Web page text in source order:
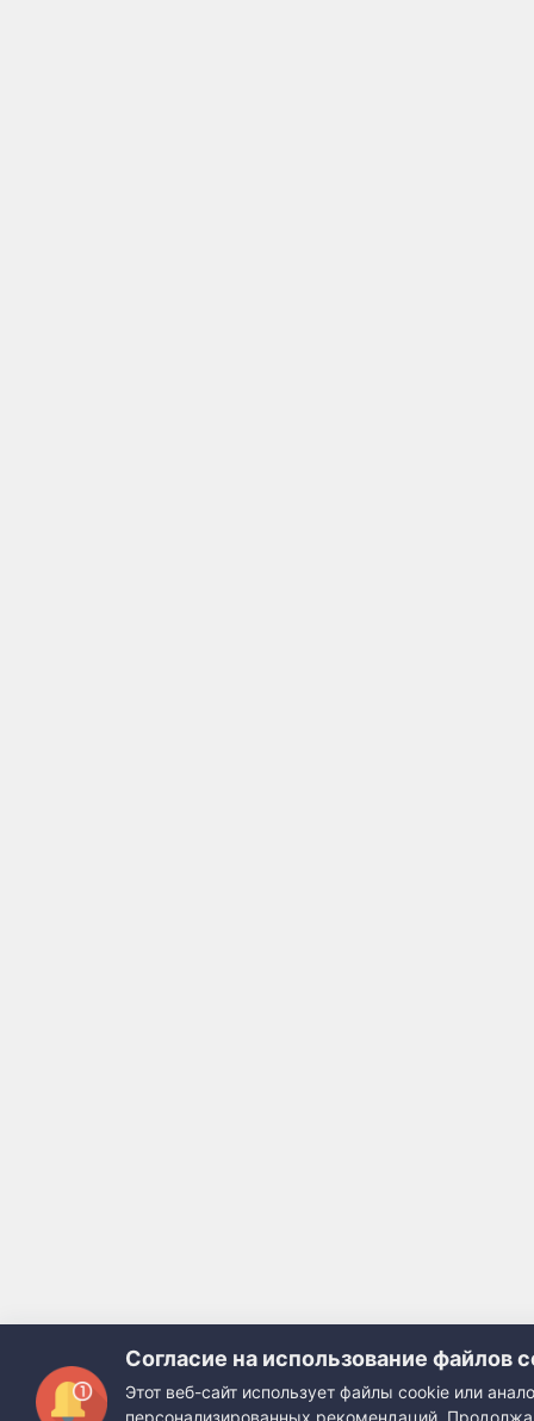
Согласие на использование файлов
Этот веб-сайт использует файлы cookie или
персонализированных рекомендаций.